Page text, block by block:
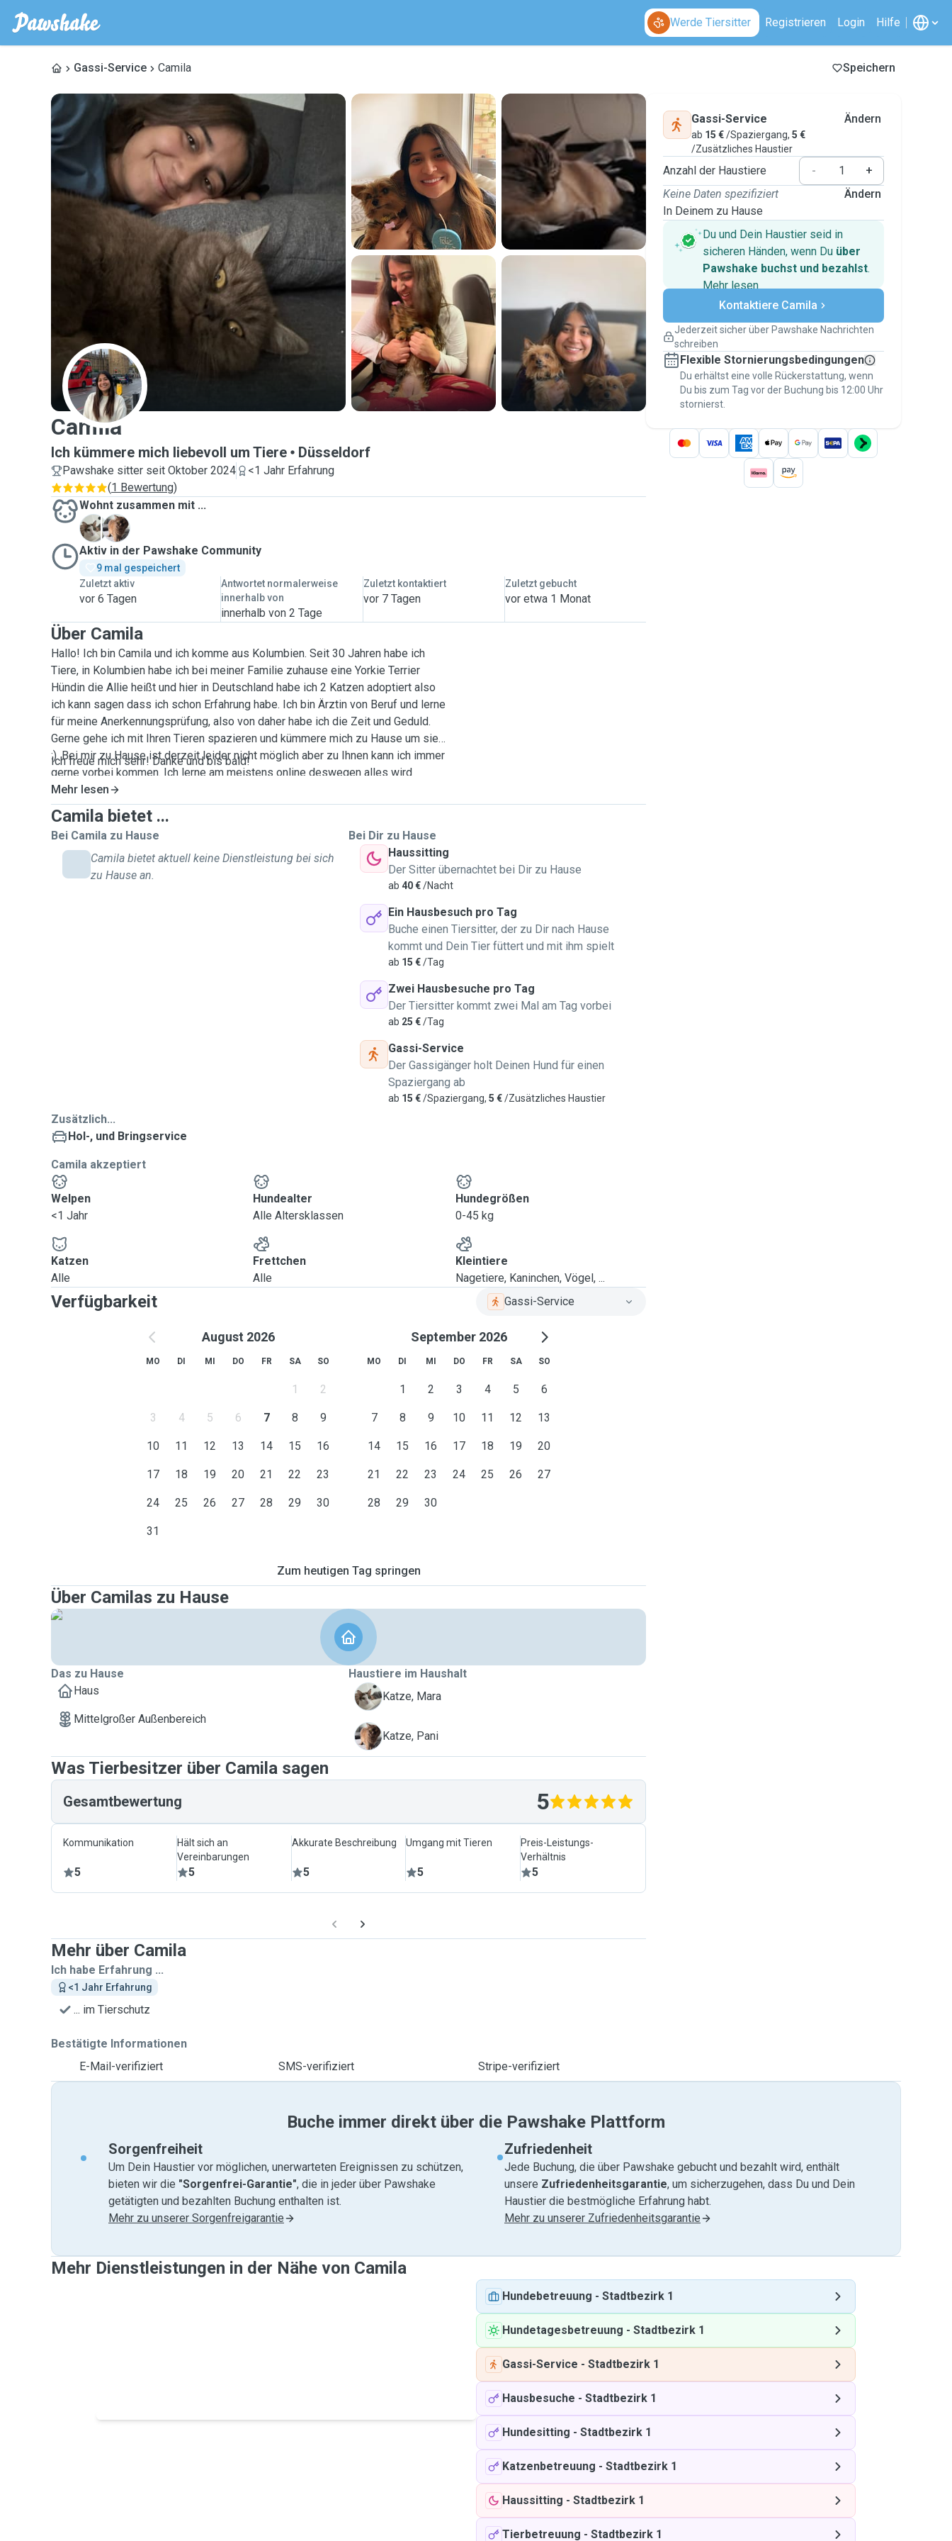
Werde Tiersitter Registrieren Login Hilfe
Gassi-Service Camila Speichern
C
Camila
Ich kümmere mich liebevoll um Tiere Düsseldorf
Pawshake sitter seit Oktober 2024
<1 Jahr Erfahrung
(1 Bewertung)
Wohnt zusammen mit ...
M
P
Aktiv in der Pawshake Community
9 mal gespeichert
Zuletzt aktiv
vor 6 Tagen
Antwortet normalerweise
innerhalb von
innerhalb von 2 Tage
Zuletzt kontaktiert
vor 7 Tagen
Zuletzt gebucht
vor etwa 1 Monat
Über Camila
Hallo! Ich bin Camila und ich komme aus Kolumbien. Seit 30 Jahren habe ich
Tiere, in Kolumbien habe ich bei meiner Familie zuhause eine Yorkie Terrier
Hündin die Allie heißt und hier in Deutschland habe ich 2 Katzen adoptiert also
ich kann sagen dass ich schon Erfahrung habe. Ich bin Ärztin von Beruf und lerne
für meine Anerkennungsprüfung, also von daher habe ich die Zeit und Geduld.
Gerne gehe ich mit Ihren Tieren spazieren und kümmere mich zu Hause um sie
:). Bei mir zu Hause ist derzeit leider nicht möglich aber zu Ihnen kann ich immer
gerne vorbei kommen. Ich lerne am meistens online deswegen alles wird
bestimmt sehr einfach zu organisieren. Ich nehme gerne alle großen und alle
Tiere. Sie können mich gerne kontaktieren und wir können uns sicher und
problemlos organisieren :)!
Ich freue mich sehr! Danke und bis bald!
Mehr lesen
Camila bietet ...
Bei Camila zu Hause
Camila bietet aktuell keine Dienstleistung bei sich
zu Hause an.
Bei Dir zu Hause
Haussitting
Der Sitter übernachtet bei Dir zu Hause
ab 40 €/Nacht
Ein Hausbesuch pro Tag
Buche einen Tiersitter, der zu Dir nach Hause
kommt und Dein Tier füttert und mit ihm spielt
ab 15 €/Tag
Zwei Hausbesuche pro Tag
Der Tiersitter kommt zwei Mal am Tag vorbei
ab 25 €/Tag
Gassi-Service
Der Gassigänger holt Deinen Hund für einen
Spaziergang ab
ab 15 €/Spaziergang, 5 €/Zusätzliches Haustier
Zusätzlich...
Hol-, und Bringservice
Camila akzeptiert
Welpen
<1 Jahr
Hundealter
Alle Altersklassen
Hundegrößen
0-45 kg
Katzen
Alle
Frettchen
Alle
Kleintiere
Nagetiere, Kaninchen, Vögel, ...
Verfügbarkeit Gassi-Service
August 2026
MO DI MI DO FR SA SO
1 2
3 4 5 6 7 8 9
10 11 12 13 14 15 16
17 18 19 20 21 22 23
24 25 26 27 28 29 30
31
September 2026
MO DI MI DO FR SA SO
1 2 3 4 5 6
7 8 9 10 11 12 13
14 15 16 17 18 19 20
21 22 23 24 25 26 27
28 29 30
Zum heutigen Tag springen
Über Camilas zu Hause
Das zu Hause
Haus
Mittelgroßer Außenbereich
Haustiere im Haushalt
M
Katze, Mara
P Katze, Pani
Was Tierbesitzer über Camila sagen
Gesamtbewertung 5
Kommunikation
5
Hält sich an
Vereinbarungen
5
Akkurate Beschreibung
5
Umgang mit Tieren
5
Preis-Leistungs-
Verhältnis
5
Mehr über Camila
Ich habe Erfahrung ...
<1 Jahr Erfahrung
... im Tierschutz
Bestätigte Informationen
E-Mail-verifiziert
SMS-verifiziert Stripe-verifiziert
Gassi-Service
ab 15 €/Spaziergang, 5 €
/Zusätzliches Haustier
Ändern
Anzahl der Haustiere -
+
Keine Daten spezifiziert
In Deinem zu Hause
Ändern
Du und Dein Haustier seid in
sicheren Händen, wenn Du über
Pawshake buchst und bezahlst.
Mehr lesenSichere Zahlungen
Unterstützung, falls sich Deine
Versicherte Buchungen
Erledige alles über Pawshake – von der
ersten Nachricht bis zur Bezahlung –, um
über die Pawshake-Garantieabgesichert zu
sein
Kontaktiere Camila
Jederzeit sicher über Pawshake Nachrichten
schreiben
Flexible Stornierungsbedingungen
Du erhältst eine volle Rückerstattung, wenn
Du bis zum Tag vor der Buchung bis 12:00 Uhr
stornierst.
Buche immer direkt über die Pawshake Plattform
Sorgenfreiheit
Um Dein Haustier vor möglichen, unerwarteten Ereignissen zu schützen,
bieten wir die "Sorgenfrei-Garantie", die in jeder über Pawshake
getätigten und bezahlten Buchung enthalten ist.
Mehr zu unserer Sorgenfreigarantie
Zufriedenheit
Jede Buchung, die über Pawshake gebucht und bezahlt wird, enthält
unsere Zufriedenheitsgarantie, um sicherzugehen, dass Du und Dein
Haustier die bestmögliche Erfahrung habt.
Mehr zu unserer Zufriedenheitsgarantie
Mehr Dienstleistungen in der Nähe von Camila
Hundebetreuung - Stadtbezirk 1
Hundetagesbetreuung - Stadtbezirk 1
Gassi-Service - Stadtbezirk 1
Hausbesuche - Stadtbezirk 1
Hundesitting - Stadtbezirk 1
Katzenbetreuung - Stadtbezirk 1
Haussitting - Stadtbezirk 1
Tierbetreuung - Stadtbezirk 1